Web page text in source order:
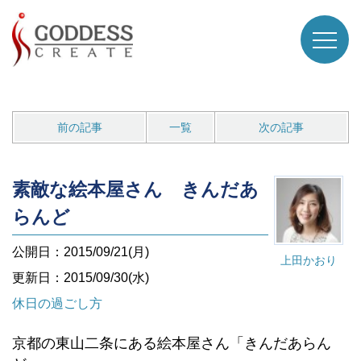
前の記事 一覧 次の記事
上田かおり
素敵な絵本屋さん きんだあ
らんど
公開日：2015/09/21(月)
更新日：2015/09/30(水)
休日の過ごし方
京都の東山二条にある絵本屋さん「きんだあらん